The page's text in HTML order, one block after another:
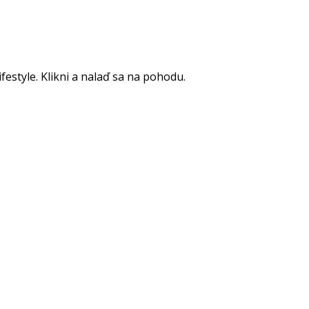
Klikni a nalaď sa na pohodu.